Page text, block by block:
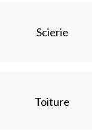
Scierie
Toiture